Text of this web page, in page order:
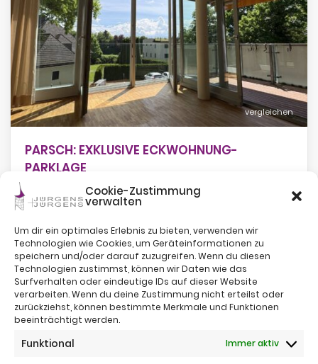
Cookie-Zustimmung
verwalten
Um dir ein optimales Erlebnis zu bieten, verwenden wir
Technologien wie Cookies, um Geräteinformationen zu
speichern und/oder darauf zuzugreifen. Wenn du diesen
Technologien zustimmst, können wir Daten wie das
Surfverhalten oder eindeutige IDs auf dieser Website
verarbeiten. Wenn du deine Zustimmung nicht erteilst oder
zurückziehst, können bestimmte Merkmale und Funktionen
beeinträchtigt werden.
Funktional Immer aktiv
vergleichen
PARSCH: EXKLUSIVE ECKWOHNUNG-
PARKLAGE